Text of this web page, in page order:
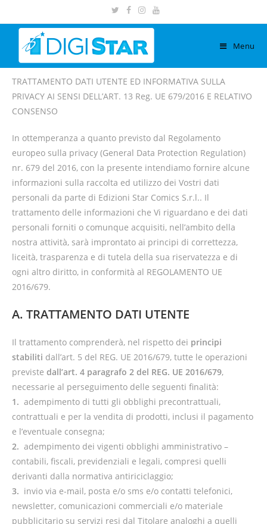
Menu
TRATTAMENTO DATI UTENTE ED INFORMATIVA SULLA
PRIVACY AI SENSI DELL’ART. 13 Reg. UE 679/2016 E RELATIVO
CONSENSO
In ottemperanza a quanto previsto dal Regolamento
europeo sulla privacy (General Data Protection Regulation)
nr. 679 del 2016, con la presente intendiamo fornire alcune
informazioni sulla raccolta ed utilizzo dei Vostri dati
personali da parte di Edizioni Star Comics S.r.l.. Il
trattamento delle informazioni che Vi riguardano e dei dati
personali forniti o comunque acquisiti, nell’ambito della
nostra attività, sarà improntato ai principi di correttezza,
liceità, trasparenza e di tutela della sua riservatezza e di
ogni altro diritto, in conformità al REGOLAMENTO UE
2016/679.
A. TRATTAMENTO DATI UTENTE
Il trattamento comprenderà, nel rispetto dei principi
stabiliti dall’art. 5 del REG. UE 2016/679, tutte le operazioni
previste dall’art. 4 paragrafo 2 del REG. UE 2016/679,
necessarie al perseguimento delle seguenti finalità:
1. adempimento di tutti gli obblighi precontrattuali,
contrattuali e per la vendita di prodotti, inclusi il pagamento
e l’eventuale consegna;
2. adempimento dei vigenti obblighi amministrativo –
contabili, fiscali, previdenziali e legali, compresi quelli
derivanti dalla normativa antiriciclaggio;
3. invio via e-mail, posta e/o sms e/o contatti telefonici,
newsletter, comunicazioni commerciali e/o materiale
pubblicitario su servizi resi dal Titolare analoghi a quelli